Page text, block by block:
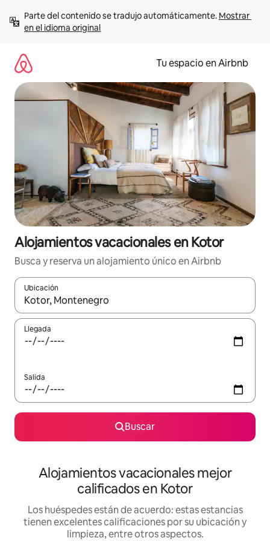
contenido
Parte del contenido se tradujo automáticamente. Mostrar
en el idioma original
Tu espacio en Airbnb
Alojamientos vacacionales en Kotor
Busca y reserva un alojamiento único en Airbnb
Ubicación
Cuando los resultados estén disponibles, podrás navegar
Llegada
Salida
Buscar
Alojamientos vacacionales mejor
calificados en Kotor
Los huéspedes están de acuerdo: estas estancias
tienen excelentes calificaciones por su ubicación y
limpieza, entre otros aspectos.